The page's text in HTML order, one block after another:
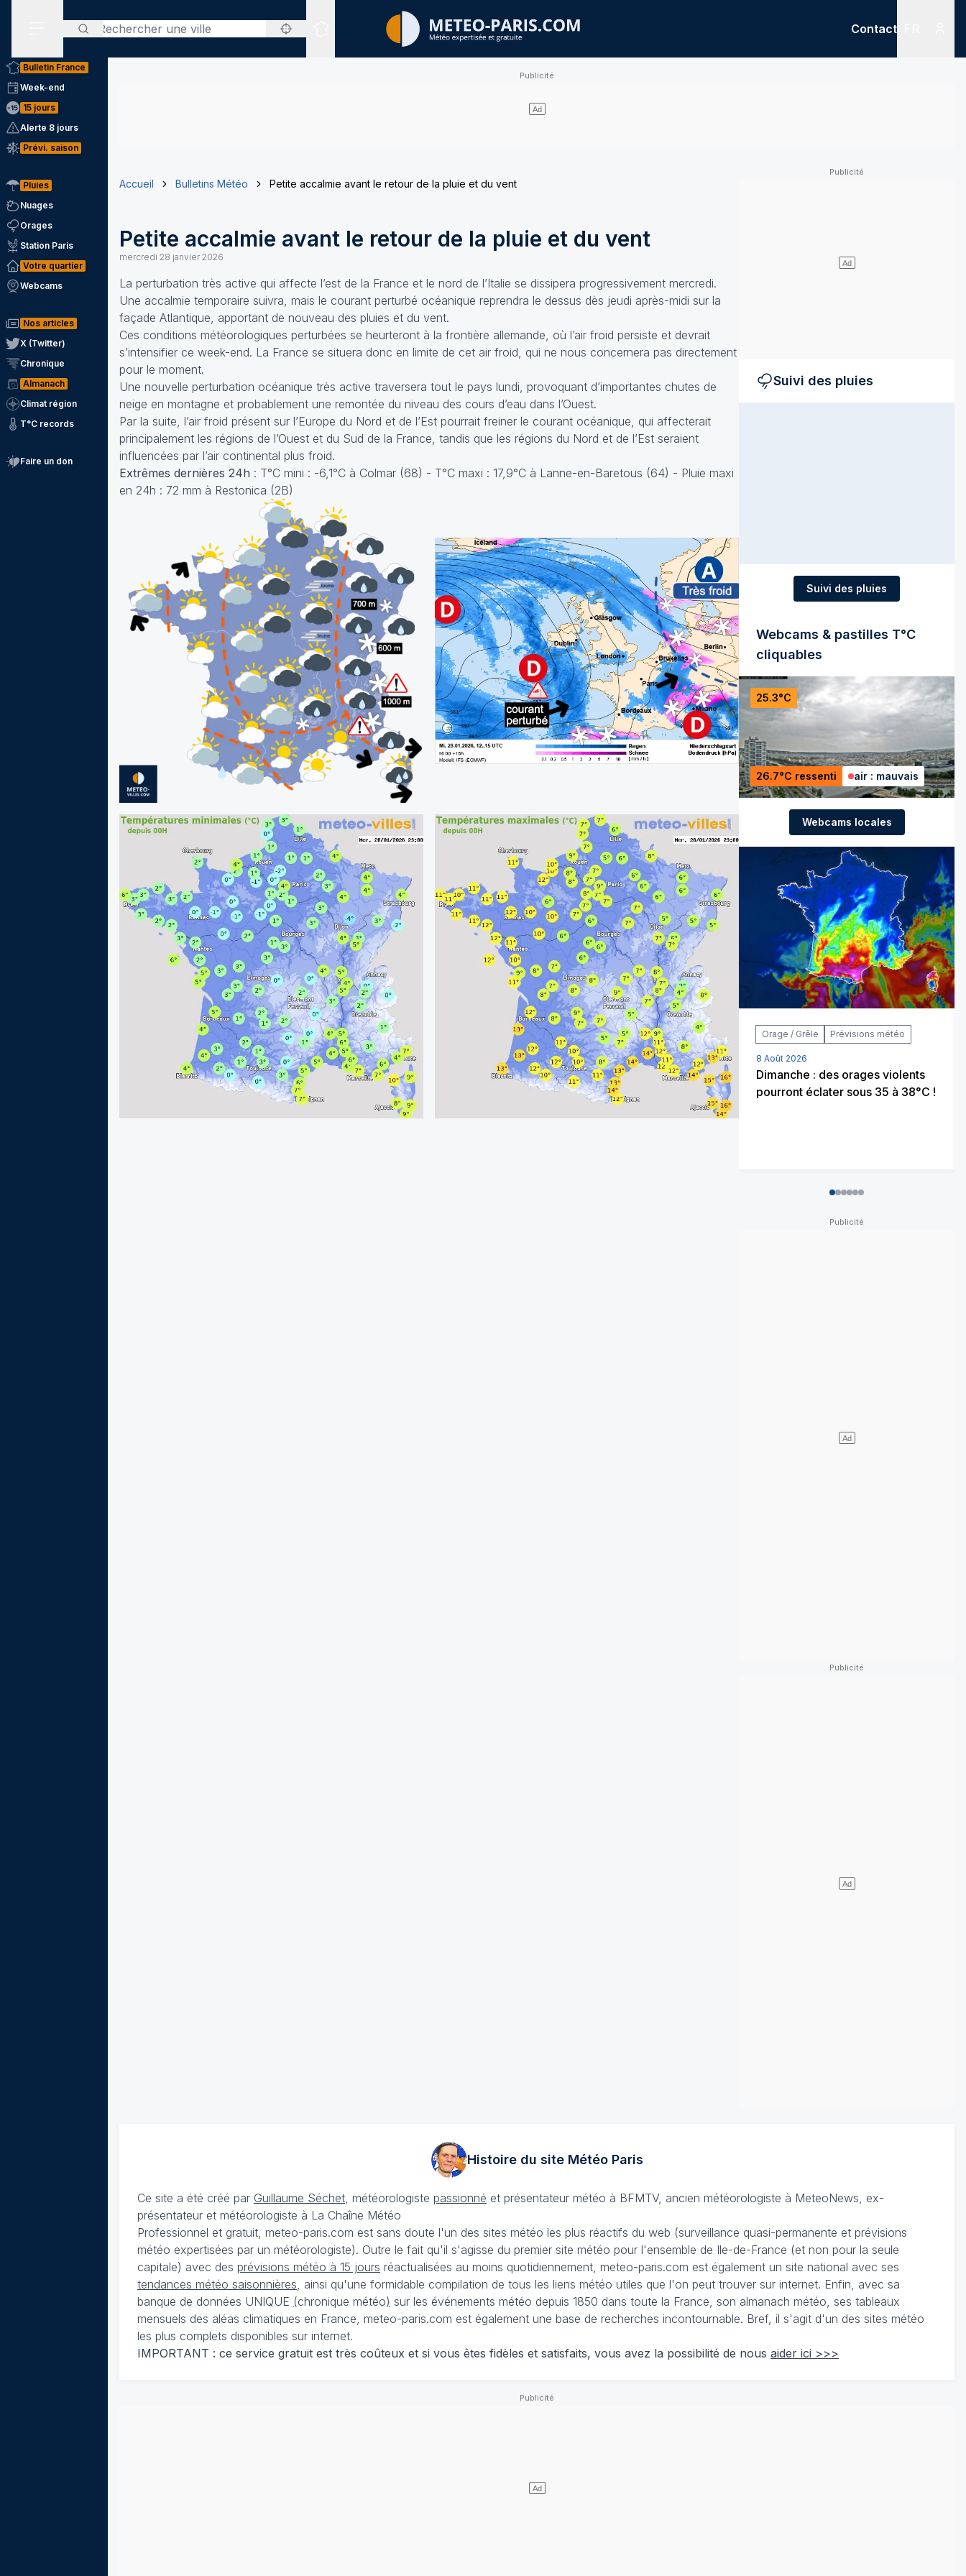
Rechercher
Sites expertisés
Contact
Bulletin France
Week-end
15 jours
Alerte 8 jours
Prévi. saison
Pluies
Nuages
Orages
Station Paris
Votre quartier
Webcams
Nos articles
X (Twitter)
Chronique
Almanach
Climat région
T°C records
Faire un don
Accueil Bulletins Météo Petite accalmie avant le retour de la pluie et du vent
Petite accalmie avant le retour de la pluie et du vent
mercredi 28 janvier 2026
La perturbation très active qui affecte l’est de la France et le nord de l’Italie se dissipera progressivement mercredi.
Une accalmie temporaire suivra, mais le courant perturbé océanique reprendra le dessus dès jeudi après-midi sur la
façade Atlantique, apportant de nouveau des pluies et du vent.
Ces conditions météorologiques perturbées se heurteront à la frontière allemande, où l’air froid persiste et devrait
s’intensifier ce week-end. La France se situera donc en limite de cet air froid, qui ne nous concernera pas directement
pour le moment.
Une nouvelle perturbation océanique très active traversera tout le pays lundi, provoquant d’importantes chutes de
neige en montagne et probablement une remontée du niveau des cours d’eau dans l’Ouest.
Par la suite, l’air froid présent sur l’Europe du Nord et de l’Est pourrait freiner le courant océanique, qui affecterait
principalement les régions de l’Ouest et du Sud de la France, tandis que les régions du Nord et de l’Est seraient
influencées par l’air continental plus froid.
Extrêmes dernières 24h : T°C mini : -6,1°C à Colmar (68) - T°C maxi : 17,9°C à Lanne-en-Baretous (64) - Pluie maxi
en 24h : 72 mm à Restonica (2B)
Suivi des pluies
Suivi des pluies
Webcams & pastilles T°C
cliquables
25.3°C
26.7°C ressenti air : mauvais
Webcams locales
Orage / Grêle Prévisions météo
8 Août 2026
Dimanche : des orages violents
pourront éclater sous 35 à 38°C !
012345
Histoire du site MétéoParis
Ce site a été créé par Guillaume Séchet , météorologiste passionné et présentateur météo à BFMTV, ancien météorologiste à MeteoNews, ex-
présentateur et météorologiste à La Chaîne Météo
Professionnel et gratuit, meteo-paris.com est sans doute l'un des sites météo les plus réactifs du web (surveillance quasi-permanente et prévisions
météo expertisées par un météorologiste). Outre le fait qu'il s'agisse du premier site météo pour l'ensemble de Ile-de-France (et non pour la seule
capitale) avec des prévisions météo à 15 jours réactualisées au moins quotidiennement, meteo-paris.com est également un site national avec ses
tendances météo saisonnières , ainsi qu'une formidable compilation de tous les liens météo utiles que l'on peut trouver sur internet. Enfin, avec sa
banque de données UNIQUE (chronique météo) sur les événements météo depuis 1850 dans toute la France, son almanach météo, ses tableaux
mensuels des aléas climatiques en France, meteo-paris.com est également une base de recherches incontournable. Bref, il s'agit d'un des sites météo
les plus complets disponibles sur internet.
IMPORTANT : ce service gratuit est très coûteux et si vous êtes fidèles et satisfaits, vous avez la possibilité de nous aider ici >>>